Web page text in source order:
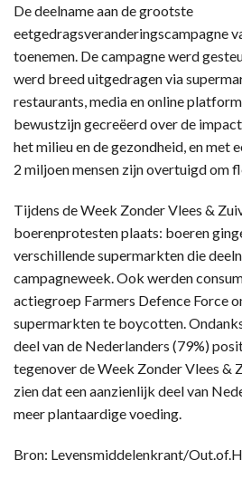
De deelname aan de grootste
eetgedragsveranderingscampagne
toenemen. De campagne werd
werd breed uitgedragen via
restaurants, media en online
bewustzijn gecreëerd over de
het milieu en de gezondheid, en met
2 miljoen mensen zijn overtuigd om
Tijdens de Week Zonder Vlees &
boerenprotesten plaats: boeren
verschillende supermarkten die
campagneweek. Ook werden
actiegroep Farmers Defence Force
supermarkten te boycotten.
deel van de Nederlanders (79%)
tegenover de Week Zonder Vlees &
zien dat een aanzienlijk deel van
meer plantaardige voeding.
Bron: Levensmiddelenkrant/